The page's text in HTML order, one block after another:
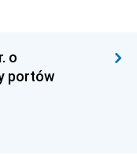
o
portów